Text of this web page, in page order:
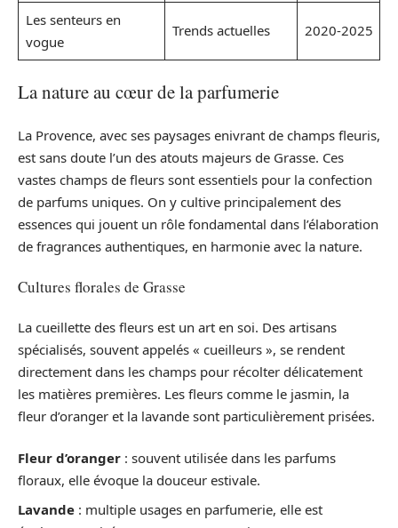
Les senteurs en
vogue
Trends actuelles 2020-2025
La nature au cœur de la parfumerie
La Provence, avec ses paysages enivrant de champs fleuris,
est sans doute l’un des atouts majeurs de Grasse. Ces
vastes champs de fleurs sont essentiels pour la confection
de parfums uniques. On y cultive principalement des
essences qui jouent un rôle fondamental dans l’élaboration
de fragrances authentiques, en harmonie avec la nature.
Cultures florales de Grasse
La cueillette des fleurs est un art en soi. Des artisans
spécialisés, souvent appelés « cueilleurs », se rendent
directement dans les champs pour récolter délicatement
les matières premières. Les fleurs comme le jasmin, la
fleur d’oranger et la lavande sont particulièrement prisées.
Fleur d’oranger : souvent utilisée dans les parfums
floraux, elle évoque la douceur estivale.
Lavande : multiple usages en parfumerie, elle est